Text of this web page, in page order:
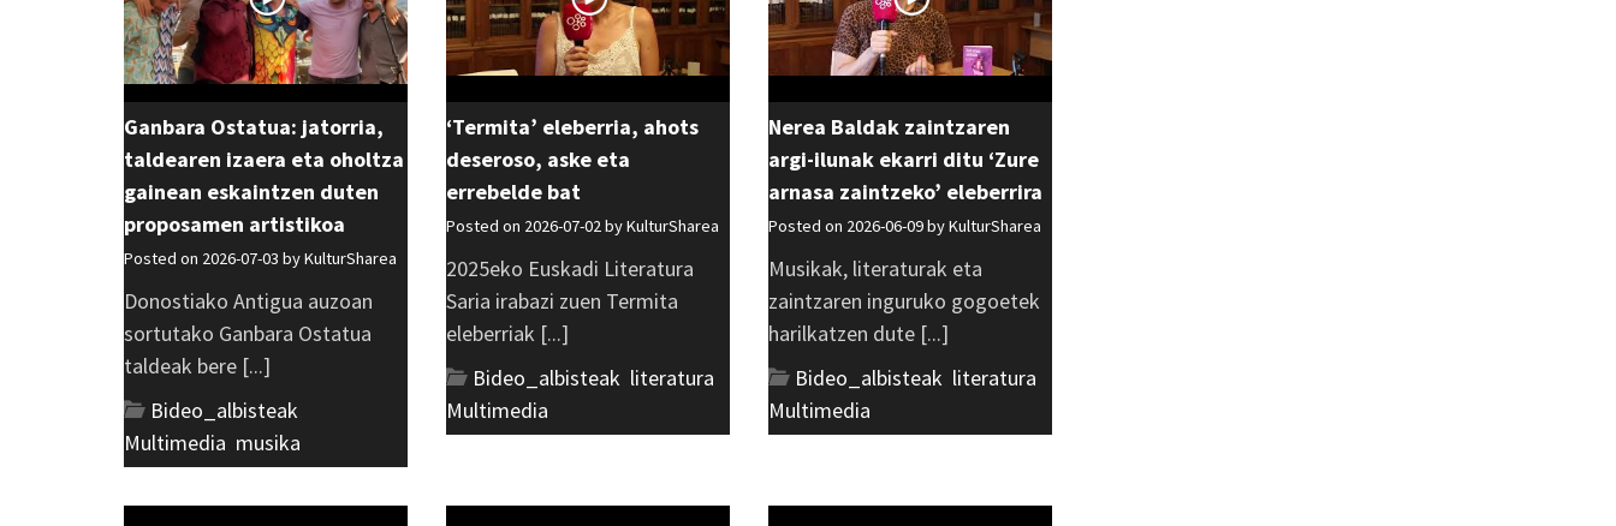
Ganbara Ostatua: jatorria,
taldearen izaera eta oholtza
gainean eskaintzen duten
proposamen artistikoa
Posted on 2026-07-03 byKulturSharea
Donostiako Antigua auzoan
sortutako Ganbara Ostatua
taldeak bere [...]
Bideo_albisteak
Multimedia musika
‘Termita’ eleberria, ahots
deseroso, aske eta
errebelde bat
Posted on 2026-07-02 byKulturSharea
2025eko Euskadi Literatura
Saria irabazi zuen Termita
eleberriak [...]
Bideo_albisteak literatura
Multimedia
Nerea Baldak zaintzaren
argi-ilunak ekarri ditu ‘Zure
arnasa zaintzeko’ eleberrira
Posted on 2026-06-09 byKulturSharea
Musikak, literaturak eta
zaintzaren inguruko gogoetek
harilkatzen dute [...]
Bideo_albisteak literatura
Multimedia